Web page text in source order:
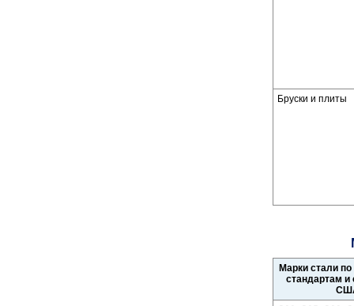
Бруски и плиты
Марки стали
стандартам и